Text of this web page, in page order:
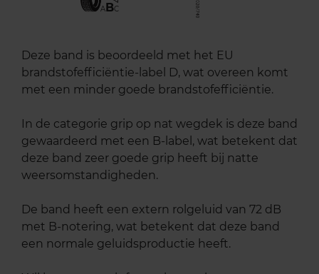
ABC
Deze band is beoordeeld met het EU
brandstofefficiëntie-label D, wat overeen komt
met een minder goede brandstofefficiëntie.
In de categorie grip op nat wegdek is deze band
gewaardeerd met een B-label, wat betekent dat
deze band zeer goede grip heeft bij natte
weersomstandigheden.
De band heeft een extern rolgeluid van 72 dB
met B-notering, wat betekent dat deze band
een normale geluidsproductie heeft.